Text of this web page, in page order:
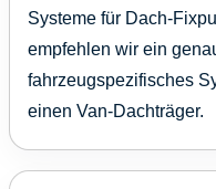
Systeme für Dach-
empfehlen wir ein
fahrzeugspezifisches
einen Van-Dachträger.